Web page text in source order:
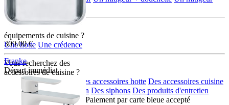
309.00 €
Franke
009086
Départ immédiat
multi-jets + douchette
Vous recherchez d'autres
équipements de cuisine ?
Une hotte Une crédence
Vous recherchez des
accéssoires de cuisine ?
Des accessoires eviers
Des accessoires hotte Des accessoires cuisine
Des distributeurs de savon Des siphons Des produits d'entretien
Moyens de paiement :